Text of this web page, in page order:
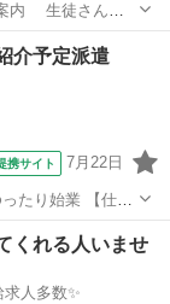
行います。 2.デ
って内容をパソ
介予定派遣
携サイト 7月22日
始業 【仕事
ヶ月の
れば 正社員になれ
くれる人いませ
時給求人多数✨